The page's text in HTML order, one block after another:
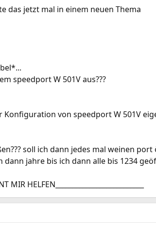
das jetzt mal in einem neuen Thema
speedport W 501V aus???
Konfiguration von speedport W 501V
soll ich dann jedes mal weinen port
dann jahre bis ich dann alle bis 1234
MIR HELFEN__________________________